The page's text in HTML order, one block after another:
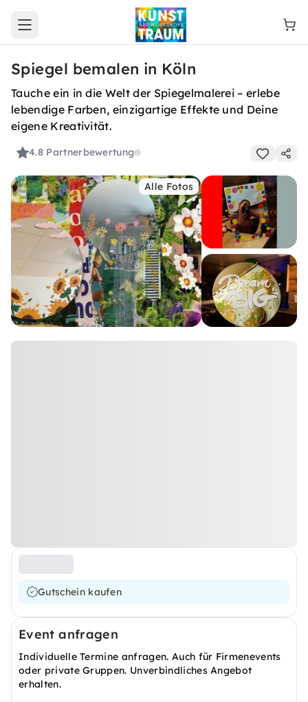
Open main menu
Spiegel bemalen in Köln
Tauche ein in die Welt der Spiegelmalerei – erlebe
lebendige Farben, einzigartige Effekte und Deine
eigene Kreativität.
4.8 Partnerbewertung
Alle Fotos
Gutschein kaufen
Event anfragen
Individuelle Termine anfragen. Auch für Firmenevents
oder private Gruppen. Unverbindliches Angebot
erhalten.